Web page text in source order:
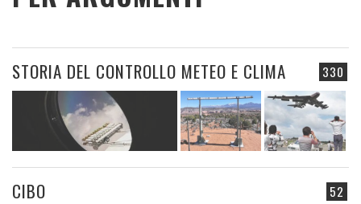
330
STORIA DEL CONTROLLO METEO E CLIMA
52
CIBO